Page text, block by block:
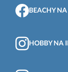
BEACHY
HOBBY NA